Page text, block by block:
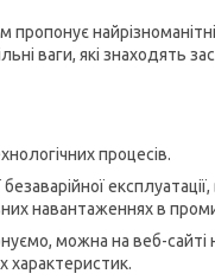
пропонує
ваги, які знаходять
процесів.
експлуатації,
навантаженнях в
можна на веб-
характеристик.